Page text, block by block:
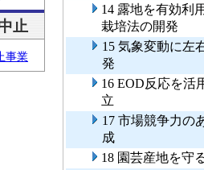
止
事業
14 露地を有効利
栽培法の開発
15 気象変動に左
発
16 EOD反応を活
立
17 市場競争力の
成
18 園芸産地を守